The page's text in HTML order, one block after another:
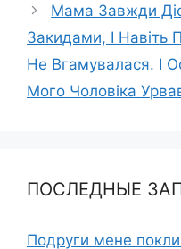
Мама Завжди
Закидами, І Навіть
Не Вгамувалася. І
Мого Чоловіка
ПОСЛЕДНЫЕ
Подруги мене